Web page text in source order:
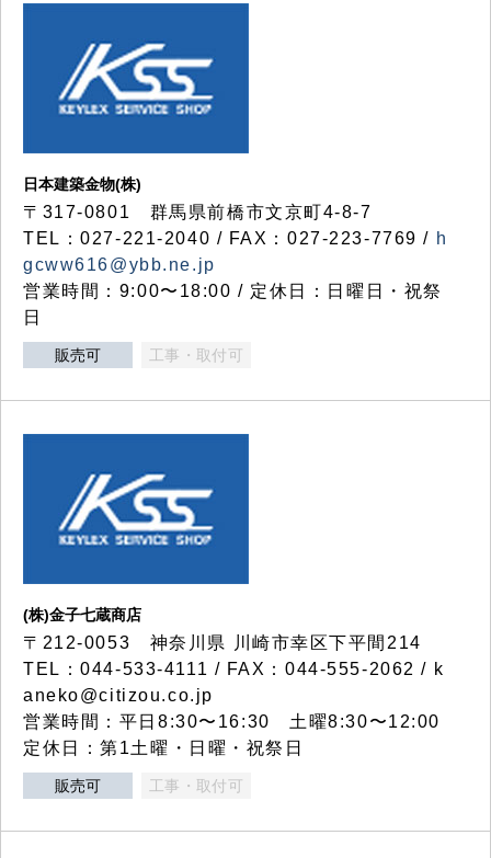
日本建築金物(株)
〒317‐0801 群馬県前橋市文京町4-8-7
TEL：027-221-2040 / FAX：027-223-7769 / h
gcww616@ybb.ne.jp
営業時間：9:00〜18:00 / 定休日：日曜日・祝祭
日
販売可 工事・取付可
(株)金子七蔵商店
〒212-0053 神奈川県 川崎市幸区下平間214
TEL：044-533-4111 / FAX：044-555-2062 / k
aneko@citizou.co.jp
営業時間：平日8:30〜16:30 土曜8:30〜12:00
定休日：第1土曜・日曜・祝祭日
販売可 工事・取付可